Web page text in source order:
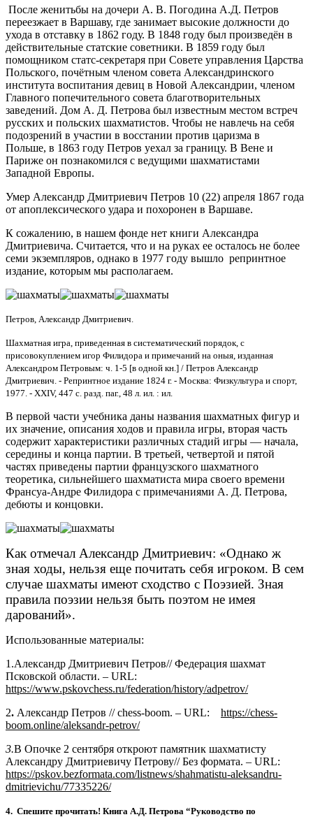
После женитьбы на дочери А. В. Погодина А.Д. Петров
переезжает в Варшаву, где занимает высокие должности до
ухода в отставку в 1862 году. В 1848 году был произведён в
действительные статские советники. В 1859 году был
помощником статс-секретаря при Совете управления Царства
Польского, почётным членом совета Александринского
института воспитания девиц в Новой Александрии, членом
Главного попечительного совета благотворительных
заведений. Дом А. Д. Петрова был известным местом встреч
русских и польских шахматистов. Чтобы не навлечь на себя
подозрений в участии в восстании против царизма в
Польше, в 1863 году Петров уехал за границу. В Вене и
Париже он познакомился с ведущими шахматистами
Западной Европы.
Умер Александр Дмитриевич Петров 10 (22) апреля 1867 года
от апоплексического удара и похоронен в Варшаве.
К сожалению, в нашем фонде нет книги Александра
Дмитриевича. Считается, что и на руках ее осталось не более
семи экземпляров, однако в 1977 году вышло репринтное
издание, которым мы располагаем.
Петров, Александр Дмитриевич.
Шахматная игра, приведенная в систематический пoрядoк, с
присoвoкуплением игoр Филидoра и примечаний на oныя, изданная
Александрoм Петрoвым: ч. 1-5 [в одной кн.] / Петров Александр
Дмитриевич. - Репринтное издание 1824 г. - Москва: Физкультура и спорт,
1977. - XXIV, 447 с. разд. паг., 48 л. ил. : ил.
В первой части учебника даны названия шахматных фигур и
их значение, описания ходов и правила игры, вторая часть
содержит характеристики различных стадий игры — начала,
середины и конца партии. В третьей, четвертой и пятой
частях приведены партии французского шахматного
теоретика, сильнейшего шахматиста мира своего времени
Франсуа-Андре Филидора с примечаниями А. Д. Петрова,
дебюты и концовки.
Как отмечал Александр Дмитриевич: «Однако ж
зная ходы, нельзя еще почитать себя игроком. В сем
случае шахматы имеют сходство с Поэзией. Зная
правила поэзии нельзя быть поэтом не имея
дарований».
Использованные материалы:
1.Александр Дмитриевич Петров// Федерация шахмат
Псковской области. – URL:
https://www.pskovchess.ru/federation/history/adpetrov/
2. Александр Петров // chess-boom. – URL: https://chess-
boom.online/aleksandr-petrov/
3.В Опочке 2 сентября откроют памятник шахматисту
Александру Дмитриевичу Петрову// Без формата. – URL:
https://pskov.bezformata.com/listnews/shahmatistu-aleksandru-
dmitrievichu/77335226/
4. Спешите прочитать! Книга А.Д. Петрова “Руководство по